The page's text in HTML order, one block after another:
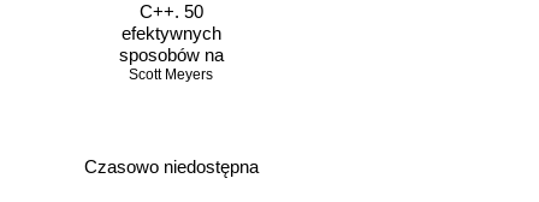
C++. 50
efektywnych
sposobów na
udoskonalenie
Scott Meyers
Czasowo niedostępna